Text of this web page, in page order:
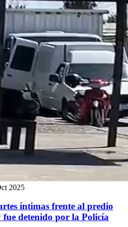
2025
íntimas frente al predio
detenido por la Policía